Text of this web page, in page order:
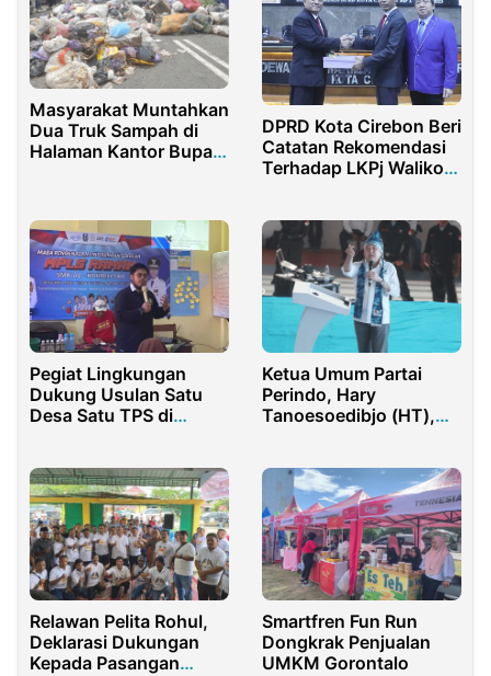
Masyarakat Muntahkan
Dua Truk Sampah di
Halaman Kantor Bupati
DPRD Kota Cirebon Beri
Catatan Rekomendasi
Terhadap LKPj Walikota
Pegiat Lingkungan
Dukung Usulan Satu
Desa Satu TPS di
Ketua Umum Partai
Perindo, Hary
Tanoesoedibjo (HT),
Menggerakan
Dukungan Pemilu 2024
Relawan Pelita Rohul,
Deklarasi Dukungan
Kepada Pasangan
Smartfren Fun Run
Dongkrak Penjualan
UMKM Gorontalo